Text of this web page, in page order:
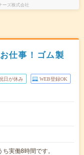
ーズ株式会社
仕事！ゴム製
日が休み WEB登録OK
実働8時間です。